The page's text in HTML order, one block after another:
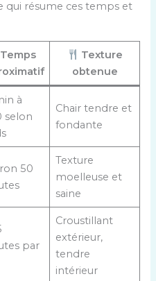
qui résume ces temps et
Temps
Texture
obtenue
à
selon
Chair tendre et
fondante
50
Texture
moelleuse et
saine
par
Croustillant
extérieur,
tendre
intérieur